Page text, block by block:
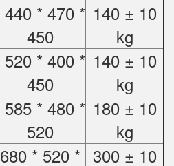
440 * 470 *
450
140 ± 10
kg
520 * 400 *
450
140 ± 10
kg
585 * 480 *
520
180 ± 10
kg
680 * 520 * 300 ± 10